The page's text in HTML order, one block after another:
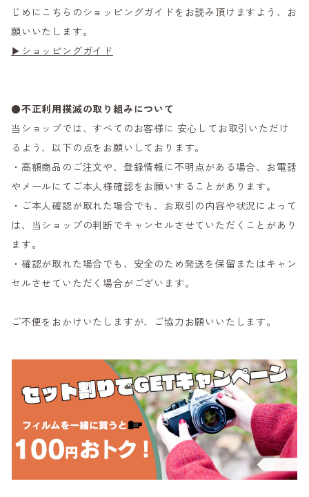
じめにこちらのショッピングガイドをお読み頂けますよう、お
願いいたします。
▶ショッピングガイド
●不正利用撲滅の取り組みについて
当ショップでは、すべてのお客様に 安心してお取引いただけ
るよう、以下の点をお願いしております。
・高額商品のご注文や、登録情報に不明点がある場合、お電話
やメールにてご本人様確認をお願いすることがあります。
・ご本人確認が取れた場合でも、お取引の内容や状況によって
は、当ショップの判断でキャンセルさせていただくことがあり
ます。
・確認が取れた場合でも、安全のため発送を保留またはキャン
セルさせていただく場合がございます。
ご不便をおかけいたしますが、ご協力お願いいたします。